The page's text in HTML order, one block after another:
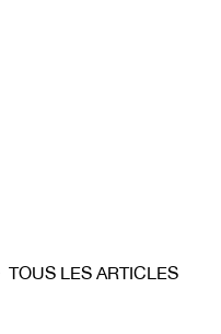
TOUS LES ARTICLES